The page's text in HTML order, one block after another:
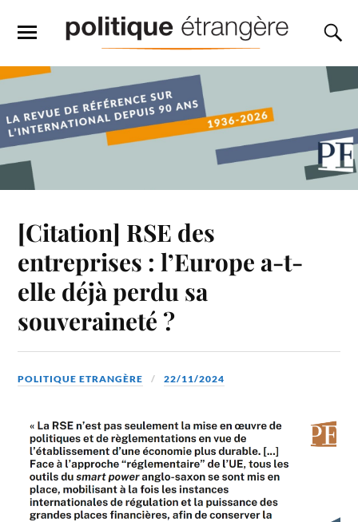
[Citation] RSE des
entreprises : l’Europe a-t-
elle déjà perdu sa
souveraineté ?
POLITIQUE ETRANGÈRE 22/11/2024